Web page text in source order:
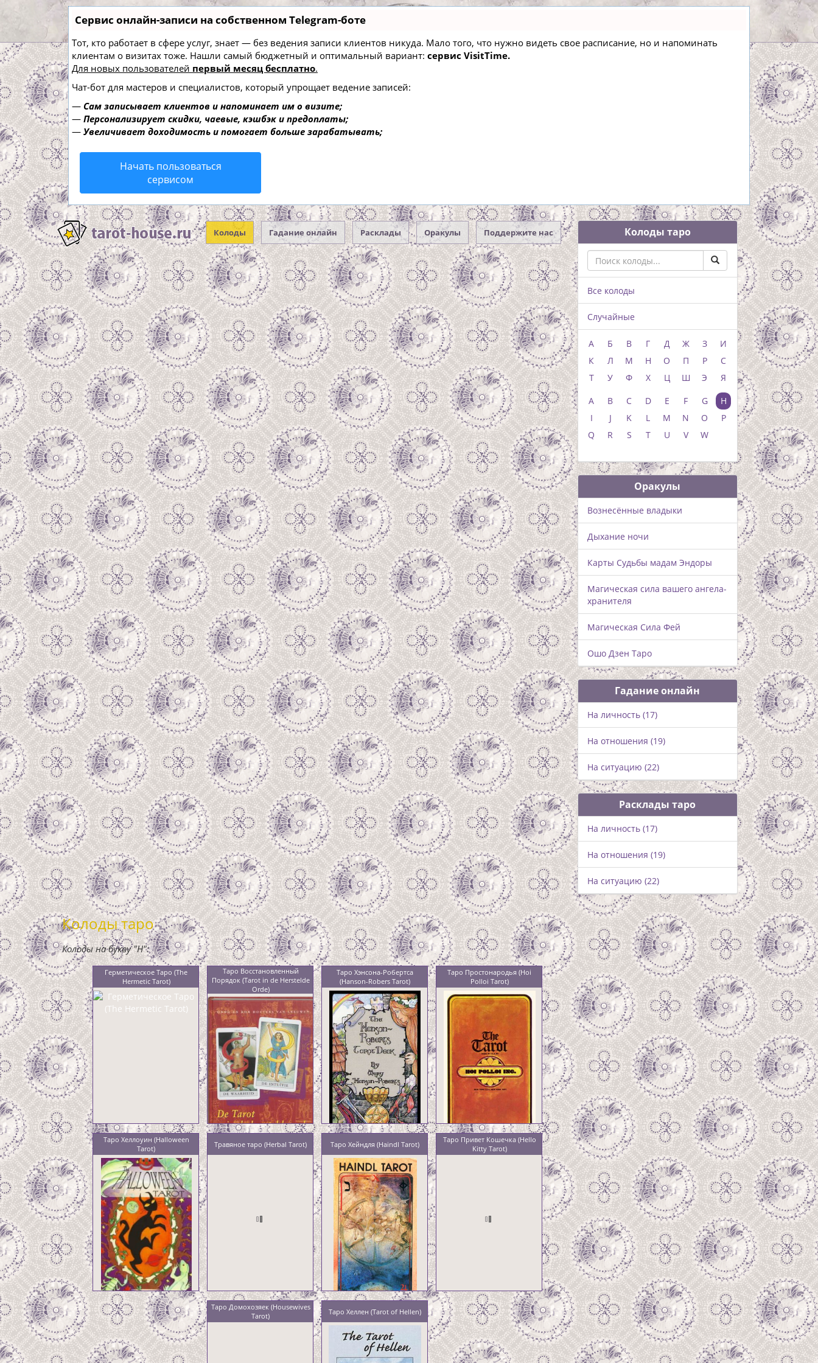
Сервис онлайн-записи на собственном Telegram-боте
Тот, кто работает в сфере услуг, знает — без ведения записи клиентов никуда. Мало того, что нужно видеть свое расписание, но и напоминать
клиентам о визитах тоже. Нашли самый бюджетный и оптимальный вариант: сервис VisitTime.
Для новых пользователей первый месяц бесплатно.
Чат-бот для мастеров и специалистов, который упрощает ведение записей:
— Сам записывает клиентов и напоминает им о визите;
— Персонализирует скидки, чаевые, кэшбэк и предоплаты;
— Увеличивает доходимость и помогает больше зарабатывать;
Начать пользоваться
сервисом
Колоды Гадание онлайн Расклады Оракулы Поддержите нас Колоды таро
Все колоды
Случайные
А Б В Г Д Ж З
И
К
Л М Н О П Р
С
Т
У Ф Х Ц Ш Э
Я
A
B C D E F G
H
I
J K L M N O
P
Q
R S T U V W
Оракулы
Вознесённые владыки
Дыхание ночи
Карты Судьбы мадам Эндоры
Магическая сила вашего ангела-
хранителя
Магическая Сила Фей
Ошо Дзен Таро
Гадание онлайн
На личность (17)
На отношения (19)
На ситуацию (22)
Расклады таро
На личность (17)
На отношения (19)
На ситуацию (22)
Колоды таро
Колоды на букву "H":
Герметическое Таро (The
Hermetic Tarot)
Таро Восстановленный
Порядок (Tarot in de Herstelde
Orde)
Таро Хэнсона-Робертса
(Hanson-Robers Tarot)
Таро Простонародья (Hoi
Polloi Tarot)
Таро Хеллоуин (Halloween
Tarot)
Травяное таро (Herbal Tarot) Таро Хейндля (Haindl Tarot)
Таро Привет Кошечка (Hello
Kitty Tarot)
Таро Домохозяек (Housewives
Tarot)
Таро Хеллен (Tarot of Hellen)